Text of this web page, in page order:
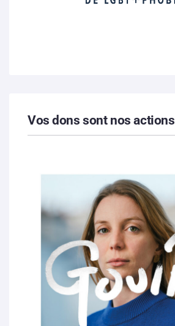
Vos dons sont nos actions